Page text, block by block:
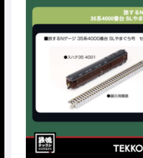
価
¥38,500
し
た。
の
は
で
す。